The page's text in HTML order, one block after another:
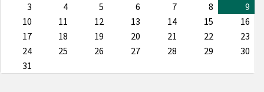
3
4 5 6 7 8
9
10
11 12 13 14 15
16
17
18 19 20 21 22
23
24
25 26 27 28 29
30
31